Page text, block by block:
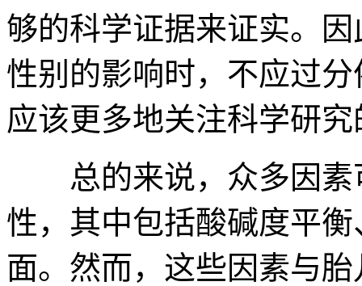
够的科学证据来证实。
性别的影响时，不应过
应该更多地关注科学研
总的来说，众多因素
性，其中包括酸碱度平
面。然而，这些因素与